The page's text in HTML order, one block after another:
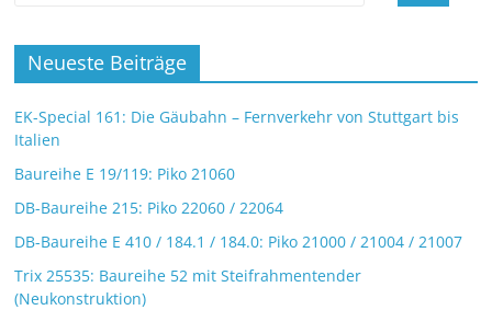
Neueste Beiträge
EK-Special 161: Die Gäubahn – Fernverkehr von Stuttgart bis
Italien
Baureihe E 19/119: Piko 21060
DB-Baureihe 215: Piko 22060 / 22064
DB-Baureihe E 410 / 184.1 / 184.0: Piko 21000 / 21004 / 21007
Trix 25535: Baureihe 52 mit Steifrahmentender
(Neukonstruktion)